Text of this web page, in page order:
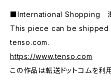
■International Shopping 海
This piece can be shipped
tenso.com.
https://www.tenso.com
この作品は転送ドットコムを利